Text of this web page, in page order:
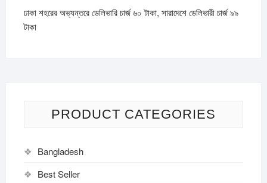
ঢাকা শহরের অভ্যন্তরে ডেলিভারি চার্জ ৬০ টাকা, সারাদেশে ডেলিভারী চার্জ ৯৯
টাকা
PRODUCT CATEGORIES
Bangladesh
Best Seller